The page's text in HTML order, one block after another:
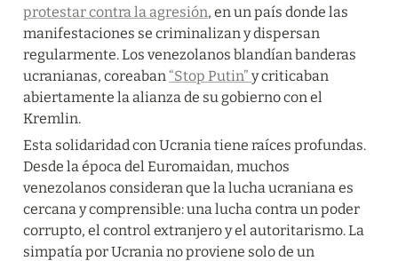
protestar contra la agresión, en un país donde las
manifestaciones se criminalizan y dispersan
regularmente. Los venezolanos blandían banderas
ucranianas, coreaban “Stop Putin” y criticaban
abiertamente la alianza de su gobierno con el
Kremlin.
Esta solidaridad con Ucrania tiene raíces profundas.
Desde la época del Euromaidan, muchos
venezolanos consideran que la lucha ucraniana es
cercana y comprensible: una lucha contra un poder
corrupto, el control extranjero y el autoritarismo. La
simpatía por Ucrania no proviene solo de un